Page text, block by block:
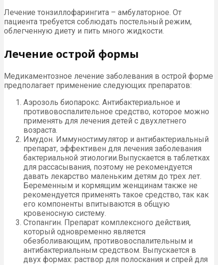
Лечение тонзиллофарингита – амбулаторное. От
пациента требуется соблюдать постельный режим,
облегченную диету и пить много жидкости.
Лечение острой формы
Медикаментозное лечение заболевания в острой форме
предполагает применение следующих препаратов:
Аэрозоль биопарокс. Антибактериальное и
противовоспалительное средство, которое можно
применять для лечения детей с двухлетнего
возраста.
Имудон. Иммуностимулятор и антибактериальный
препарат, эффективен для лечения заболевания
бактериальной этиологии.Выпускается в таблетках
для рассасывания, поэтому не рекомендуется
давать лекарство маленьким детям до трех лет.
Беременным и кормящим женщинам также не
рекомендуется применять такое средство, так как
его компоненты впитываются в общую
кровеносную систему.
Стопангин. Препарат комплексного действия,
который одновременно является
обезболивающим, противовоспалительным и
антибактериальным средством. Выпускается в
двух формах: раствор для полоскания и спрей для